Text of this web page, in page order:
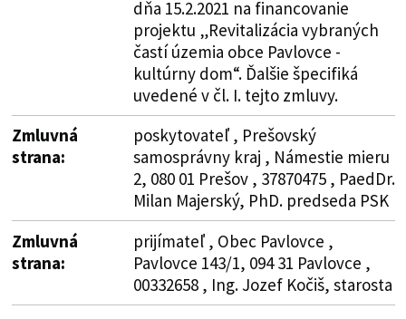
dňa 15.2.2021 na financovanie
projektu „Revitalizácia vybraných
častí územia obce Pavlovce -
kultúrny dom“. Ďalšie špecifiká
uvedené v čl. I. tejto zmluvy.
Zmluvná
strana:
poskytovateľ , Prešovský
samosprávny kraj , Námestie mieru
2, 080 01 Prešov , 37870475 , PaedDr.
Milan Majerský, PhD. predseda PSK
Zmluvná
strana:
prijímateľ , Obec Pavlovce ,
Pavlovce 143/1, 094 31 Pavlovce ,
00332658 , Ing. Jozef Kočiš, starosta